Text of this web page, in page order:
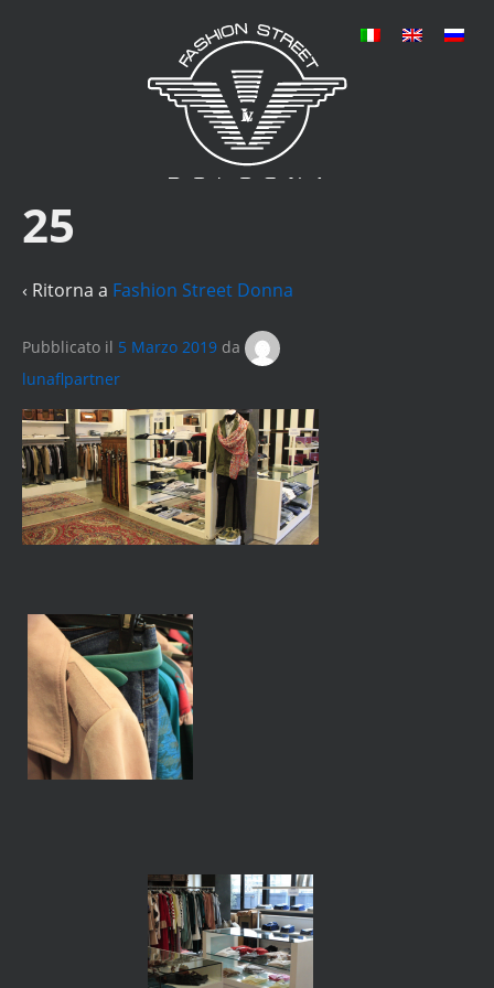
25
‹ Ritorna a Fashion Street Donna
Pubblicato il 5 Marzo 2019 da
lunaflpartner